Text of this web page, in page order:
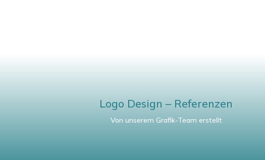
Logo Design – Referenzen
Von unserem Grafik-Team erstellt